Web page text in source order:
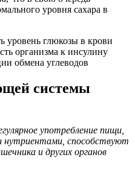
уровня сахара в
уровень глюкозы в крови
организма к инсулину
обмена углеводов
системы
употребление пищи,
нутриентами, способствуют
и других органов